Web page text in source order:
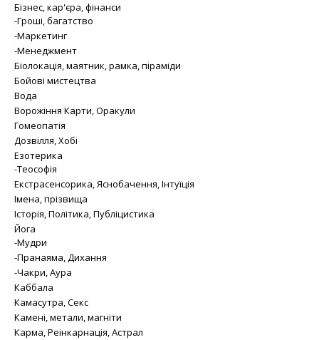
Бізнес, кар'єра, фінанси
-Гроші, багатство
-Маркетинг
-Менеджмент
Біолокація, маятник, рамка, піраміди
Бойові мистецтва
Вода
Ворожіння Карти, Оракули
Гомеопатія
Дозвілля, Хобі
Езотерика
-Теософія
Екстрасенсорика, Яснобачення, Інтуїція
Імена, прізвища
Історія, Політика, Публіцистика
Йога
-Мудри
-Пранаяма, Дихання
-Чакри, Аура
Каббала
Камасутра, Секс
Камені, метали, магніти
Карма, Реінкарнація, Астрал